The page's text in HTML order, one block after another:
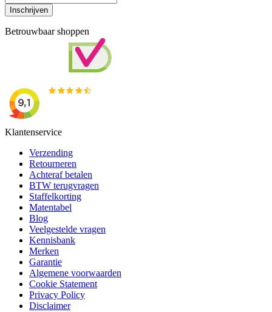
Inschrijven
Betrouwbaar shoppen
Klantenservice
Verzending
Retourneren
Achteraf betalen
BTW terugvragen
Staffelkorting
Matentabel
Blog
Veelgestelde vragen
Kennisbank
Merken
Garantie
Algemene voorwaarden
Cookie Statement
Privacy Policy
Disclaimer